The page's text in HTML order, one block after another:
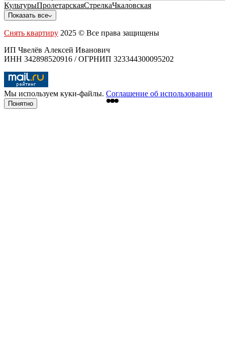
КультурыПролетарскаяСтрелкаЧкаловская
Показать все
Снять квартиру 2025 © Все права защищены
ИП Чвелёв Алексей Иванович
ИНН 342898520916 / ОГРНИП 323344300095202
Мы используем куки-файлы. Соглашение об использовании
Понятно